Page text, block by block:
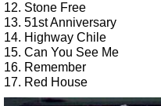
12. Stone Free
13. 51st Anniversary
14. Highway Chile
15. Can You See Me
16. Remember
17. Red House